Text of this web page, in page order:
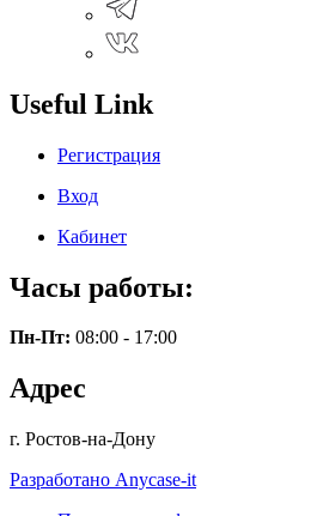
Useful Link
Регистрация
Вход
Кабинет
Часы работы:
Пн-Пт: 08:00 - 17:00
Адрес
г. Ростов-на-Дону
Разработано Anycase-it